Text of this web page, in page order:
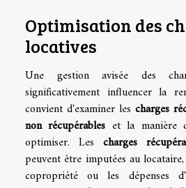
Optimisation des
locatives
Une gestion avisée des
significativement influencer la
convient d'examiner les charges
non récupérables et la manière
optimiser. Les charges
peuvent être imputées au
copropriété ou les dépenses